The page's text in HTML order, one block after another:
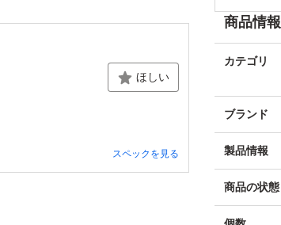
ほしい
スペックを見る
商品情報
カテゴリ
ブランド
製品情報
商品の状態